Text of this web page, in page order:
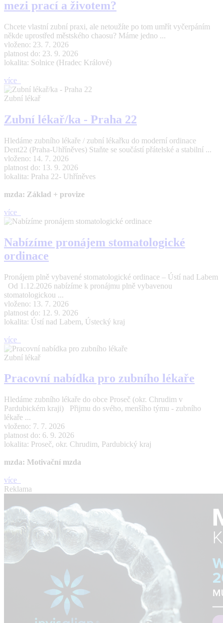
mezi prací a životem?
Chcete vlastní zubní praxi, ale netoužíte po tom umřít vyčerpáním
někde uprostřed městského chaosu? Máme jedno ...
vloženo: 23. 7. 2026
platnost do: 23. 9. 2026
lokalita: Solnice (Hradec Králové)
více
Zubní lékař
Zubní lékař/ka - Praha 22
Hledáme zubního lékaře / zubní lékařku do moderní ordinace
Dent22 (Praha-Uhříněves) Staňte se součástí přátelské a stabilní ...
vloženo: 14. 7. 2026
platnost do: 13. 9. 2026
lokalita: Praha 22- Uhříněves
mzda: Základ + provize
více
Nabízíme pronájem stomatologické
ordinace
Pronájem plně vybavené stomatologické ordinace – Ústí nad Labem
Od 1.12.2026 nabízíme k pronájmu plně vybavenou
stomatologickou ...
vloženo: 13. 7. 2026
platnost do: 12. 9. 2026
lokalita: Ústí nad Labem, Ústecký kraj
více
Zubní lékař
Pracovní nabídka pro zubního lékaře
Hledáme zubního lékaře do obce Proseč (okr. Chrudim v
Pardubickém kraji) Přijmu do svého, menšího týmu - zubního
lékaře ...
vloženo: 7. 7. 2026
platnost do: 6. 9. 2026
lokalita: Proseč, okr. Chrudim, Pardubický kraj
mzda: Motivační mzda
více
Reklama